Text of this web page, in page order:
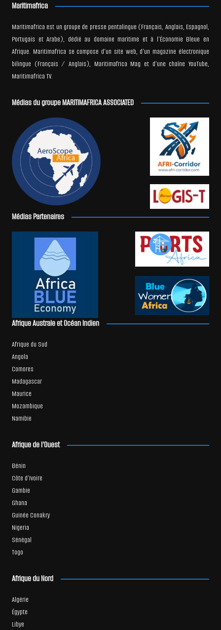
Maritimafrica
Maritimafrica est un groupe de presse pentalingue (Français, Anglais, Espagnol,
Portugais et Arabe), dédié au domaine maritime et à l’Économie Bleue en
Afrique. Maritimafrica se compose d’un site web, d’un magazine électronique
bilingue (Français / Anglais), Maritimafrica Mag et d’une chaîne YouTube,
Maritimafrica TV.
Médias du groupe MARITIMAFRICA ASSOCIATED
Médias Partenaires
Afrique Australe et Océan Indien
Afrique du Sud
Angola
Comores
Madagascar
Maurice
Mozambique
Namibie
Afrique de l’Ouest
Bénin
Côte d’Ivoire
Gambie
Ghana
Guinée Conakry
Nigeria
Sénégal
Togo
Afrique du Nord
Algérie
Égypte
Libye